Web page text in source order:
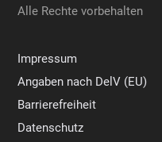
Alle Rechte vorbehalten
Impressum
Angaben nach DelV (EU)
Barrierefreiheit
Datenschutz